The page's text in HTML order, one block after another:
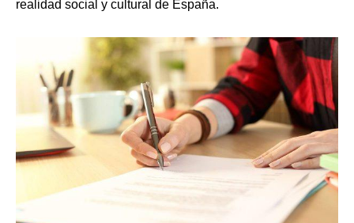
realidad social y cultural de España.